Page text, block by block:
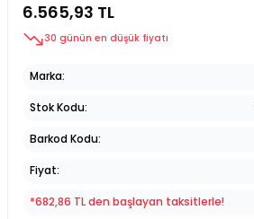
6.565,93 TL
30 günün en düşük fiyatı
Marka
Stok Kodu
Barkod Kodu
Fiyat
*682,86 TL den başlayan taksitlerle!